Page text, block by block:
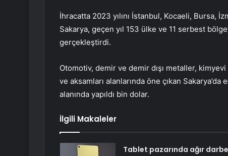
İhracatta 2023 yılını İstanbul, Kocaeli, Bursa,
Sakarya, geçen yıl 153 ülke ve 11 serbest
gerçekleştirdi.
Otomotiv, demir ve demir dışı metaller,
ve aksamları alanlarında öne çıkan
alanında yapıldı bin dolar.
İlgili Makaleler
Tablet pazarında ağır